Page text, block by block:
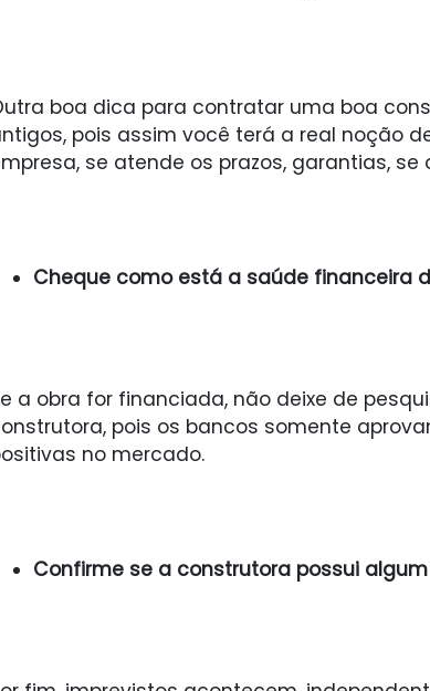
boa dica para contratar uma boa
pois assim você terá a real noção
se atende os prazos, garantias,
Cheque como está a saúde financeira
a obra for financiada, não deixe de
pois os bancos somente
no mercado.
Confirme se a construtora possui